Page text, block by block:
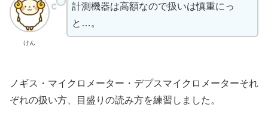
けん
計測機器は高額なので扱いは慎重にっ
と…。
ノギス・マイクロメーター・デプスマイクロメーターそれ
ぞれの扱い方、目盛りの読み方を練習しました。